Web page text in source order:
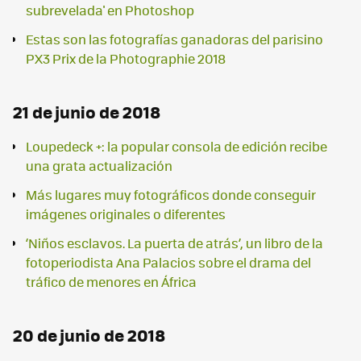
subrevelada' en Photoshop
Estas son las fotografías ganadoras del parisino
PX3 Prix de la Photographie 2018
21 de junio de 2018
Loupedeck +: la popular consola de edición recibe
una grata actualización
Más lugares muy fotográficos donde conseguir
imágenes originales o diferentes
‘Niños esclavos. La puerta de atrás’, un libro de la
fotoperiodista Ana Palacios sobre el drama del
tráfico de menores en África
20 de junio de 2018